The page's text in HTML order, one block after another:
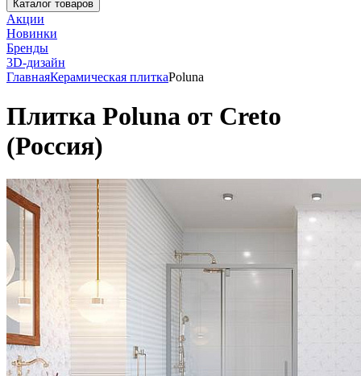
Каталог товаров
Акции
Новинки
Бренды
3D-дизайн
ГлавнаяКерамическая плиткаPoluna
Плитка Poluna от Creto
(Россия)